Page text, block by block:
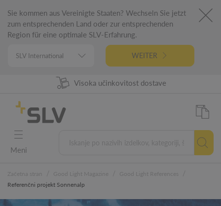
Sie kommen aus Vereinigte Staaten? Wechseln Sie jetzt
zum entsprechenden Land oder zur entsprechenden
Region für eine optimale SLV-Erfahrung.
WEITER
98% Razpoložljivost izdelkov
Visoka učinkovitost dostave
5 letna garancija
Nemški inžiniring
Meni
Referenčni projekt Sonnenalp